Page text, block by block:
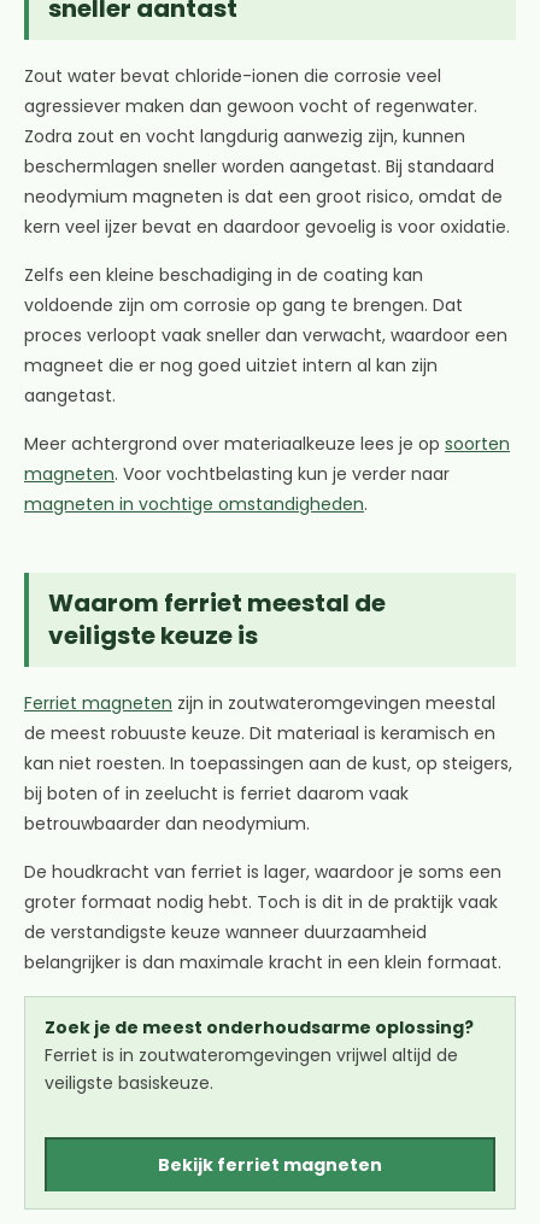
sneller aantast
Zout water bevat chloride-ionen die corrosie veel
agressiever maken dan gewoon vocht of regenwater.
Zodra zout en vocht langdurig aanwezig zijn, kunnen
beschermlagen sneller worden aangetast. Bij standaard
neodymium magneten is dat een groot risico, omdat de
kern veel ijzer bevat en daardoor gevoelig is voor oxidatie.
Zelfs een kleine beschadiging in de coating kan
voldoende zijn om corrosie op gang te brengen. Dat
proces verloopt vaak sneller dan verwacht, waardoor een
magneet die er nog goed uitziet intern al kan zijn
aangetast.
Meer achtergrond over materiaalkeuze lees je op soorten
magneten. Voor vochtbelasting kun je verder naar
magneten in vochtige omstandigheden.
Waarom ferriet meestal de
veiligste keuze is
Ferriet magneten zijn in zoutwateromgevingen meestal
de meest robuuste keuze. Dit materiaal is keramisch en
kan niet roesten. In toepassingen aan de kust, op steigers,
bij boten of in zeelucht is ferriet daarom vaak
betrouwbaarder dan neodymium.
De houdkracht van ferriet is lager, waardoor je soms een
groter formaat nodig hebt. Toch is dit in de praktijk vaak
de verstandigste keuze wanneer duurzaamheid
belangrijker is dan maximale kracht in een klein formaat.
Zoek je de meest onderhoudsarme oplossing?
Ferriet is in zoutwateromgevingen vrijwel altijd de
veiligste basiskeuze.
Bekijk ferriet magneten